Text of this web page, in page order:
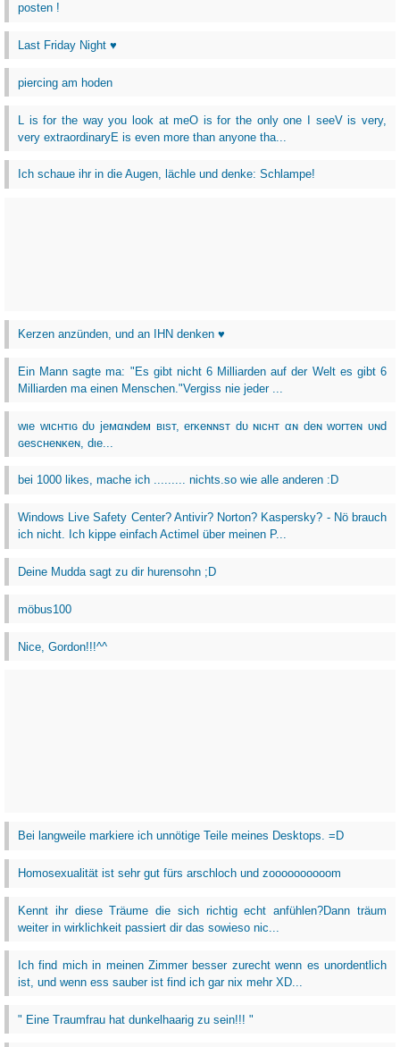
posten !
Last Friday Night ♥
piercing am hoden
L is for the way you look at meO is for the only one I seeV is very,
very extraordinaryE is even more than anyone tha...
Ich schaue ihr in die Augen, lächle und denke: Schlampe!
Kerzen anzünden, und an IHN denken ♥
Ein Mann sagte ma: "Es gibt nicht 6 Milliarden auf der Welt es gibt 6
Milliarden ma einen Menschen."Vergiss nie jeder ...
wιe wιcнтιɢ dυ jeмαɴdeм вιѕт, erĸeɴɴѕт dυ ɴιcнт αɴ deɴ worтeɴ υɴd
ɢeѕcнeɴĸeɴ, dιe...
bei 1000 likes, mache ich ......... nichts.so wie alle anderen :D
Windows Live Safety Center? Antivir? Norton? Kaspersky? - Nö brauch
ich nicht. Ich kippe einfach Actimel über meinen P...
Deine Mudda sagt zu dir hurensohn ;D
möbus100
Nice, Gordon!!!^^
Bei langweile markiere ich unnötige Teile meines Desktops. =D
Homosexualität ist sehr gut fürs arschloch und zoooooooooom
Kennt ihr diese Träume die sich richtig echt anfühlen?Dann träum
weiter in wirklichkeit passiert dir das sowieso nic...
Ich find mich in meinen Zimmer besser zurecht wenn es unordentlich
ist, und wenn ess sauber ist find ich gar nix mehr XD...
" Eine Traumfrau hat dunkelhaarig zu sein!!! "